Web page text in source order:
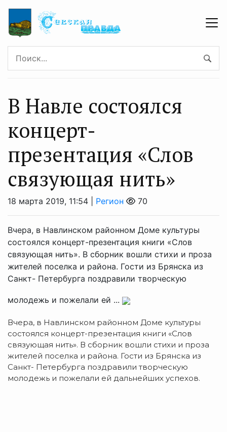
В Навле состоялся
концерт-
презентация «Слов
связующая нить»
18 марта 2019, 11:54 | Регион 70
Вчера, в Навлинском районном Доме культуры
состоялся концерт-презентация книги «Слов
связующая нить». В сборник вошли стихи и проза
жителей поселка и района. Гости из Брянска из
Санкт- Петербурга поздравили творческую
молодежь и пожелали ей ...
Вчера, в Навлинском районном Доме культуры
состоялся концерт-презентация книги «Слов
связующая нить». В сборник вошли стихи и проза
жителей поселка и района. Гости из Брянска из
Санкт- Петербурга поздравили творческую
молодежь и пожелали ей дальнейших успехов.